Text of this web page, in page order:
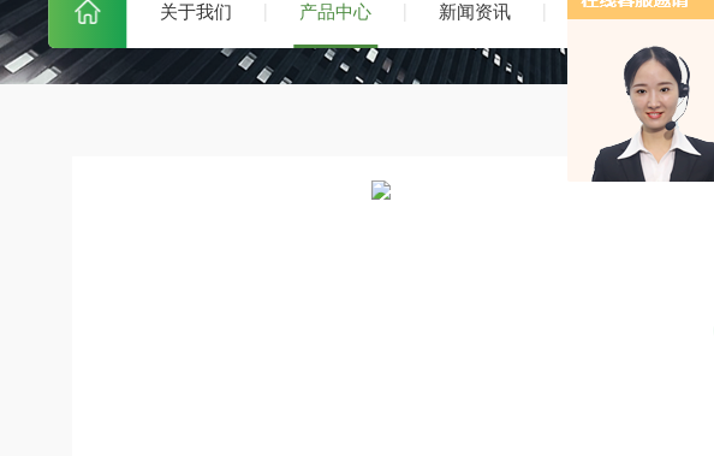
关于我们 产品中心 新闻资讯 技术文章